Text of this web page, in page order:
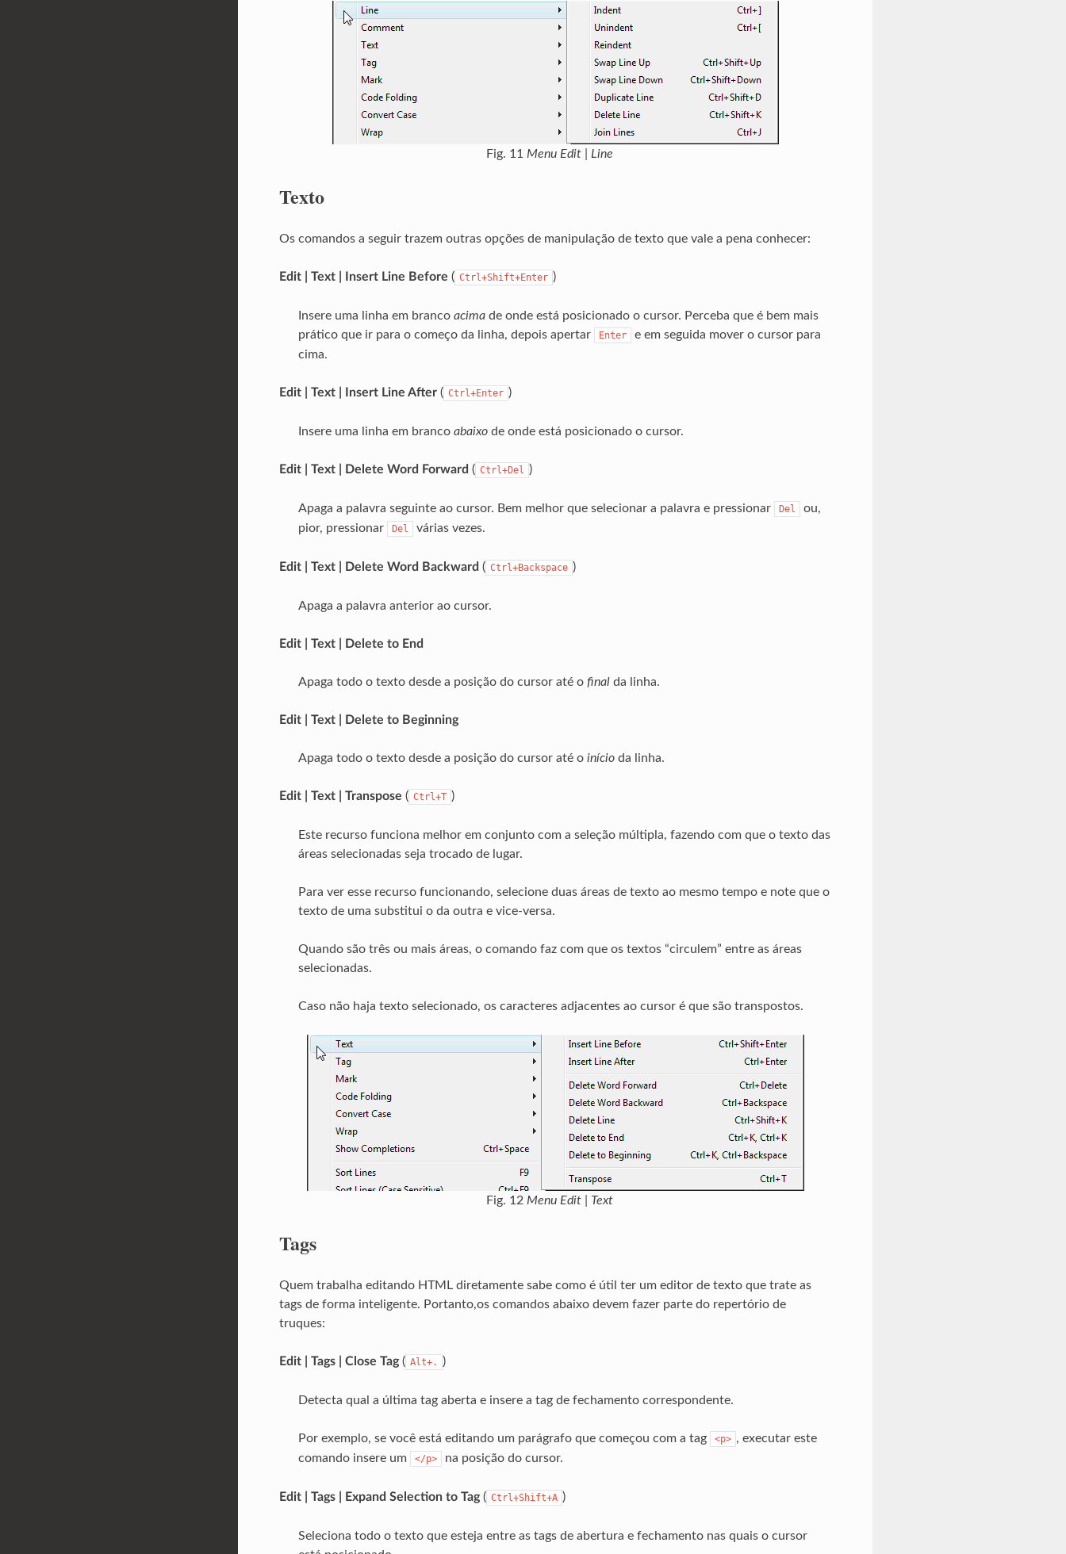
Fig. 11 Menu Edit | Line
Texto
Os comandos a seguir trazem outras opções de manipulação de texto que vale a pena conhecer:
Edit | Text | Insert Line Before ( Ctrl+Shift+Enter )
Insere uma linha em branco acimade onde está posicionado o cursor. Perceba que é bem mais
prático que ir para o começo da linha, depois apertar
Enter
e em seguida mover o cursor para
cima.
Edit | Text | Insert Line After( Ctrl+Enter )
Insere uma linha em branco abaixode onde está posicionado o cursor.
Edit | Text | Delete Word Forward ( Ctrl+Del )
Apaga a palavra seguinte ao cursor. Bem melhor que selecionar a palavra e pressionar Del
ou,
pior, pressionar
Del várias vezes.
Edit | Text | Delete Word Backward ( Ctrl+Backspace )
Apaga a palavra anterior ao cursor.
Edit | Text | Delete to End
Apaga todo o texto desde a posição do cursor até o finalda linha.
Edit | Text | Delete to Beginning
Apaga todo o texto desde a posição do cursor até o inícioda linha.
Edit | Text | Transpose ( Ctrl+T )
Este recurso funciona melhor em conjunto com a seleção múltipla, fazendo com que o texto das
áreas selecionadas seja trocado de lugar.
Para ver esse recurso funcionando, selecione duas áreas de texto ao mesmo tempo e note que o
texto de uma substitui o da outra e vice-versa.
Quando são três ou mais áreas, o comando faz com que os textos “circulem” entre as áreas
selecionadas.
Caso não haja texto selecionado, os caracteres adjacentes ao cursor é que são transpostos.
Fig. 12 Menu Edit | Text
Tags
Quem trabalha editando HTML diretamente sabe como é útil ter um editor de texto que trate as
tags de forma inteligente. Portanto,os comandos abaixo devem fazer parte do repertório de
truques:
Edit | Tags | Close Tag( Alt+. )
Detecta qual a última tag aberta e insere a tag de fechamento correspondente.
Por exemplo, se você está editando um parágrafo que começou com a tag <p> , executar este
comando insere um
</p> na posição do cursor.
Edit | Tags | Expand Selection to Tag( Ctrl+Shift+A )
Seleciona todo o texto que esteja entre as tags de abertura e fechamento nas quais o cursor